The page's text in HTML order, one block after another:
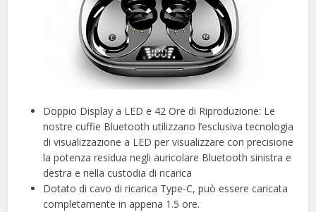
Doppio Display a LED e 42 Ore di Riproduzione: Le
nostre cuffie Bluetooth utilizzano l’esclusiva tecnologia
di visualizzazione a LED per visualizzare con precisione
la potenza residua negli auricolare Bluetooth sinistra e
destra e nella custodia di ricarica
Dotato di cavo di ricarica Type-C, può essere caricata
completamente in appena 1.5 ore.